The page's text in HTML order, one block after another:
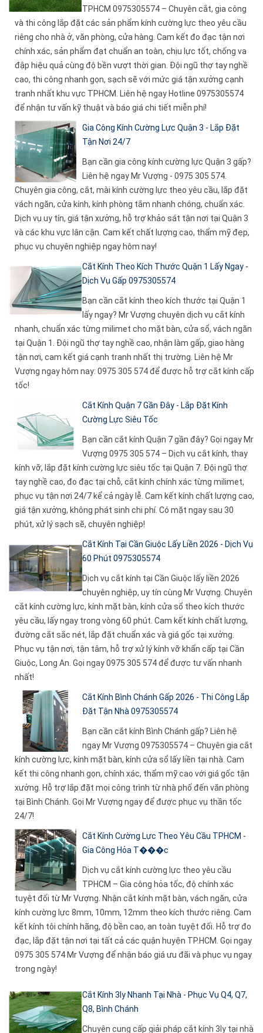
TPHCM 0975305574 – Chuyên cắt, gia công
và thi công lắp đặt các sản phẩm kính cường lực theo yêu cầu
riêng cho nhà ở, văn phòng, cửa hàng. Cam kết đo đạc tận nơi
chính xác, sản phẩm đạt chuẩn an toàn, chịu lực tốt, chống va
đập hiệu quả cùng độ bền vượt thời gian. Đội ngũ thợ tay nghề
cao, thi công nhanh gọn, sạch sẽ với mức giá tận xưởng cạnh
tranh nhất khu vực TPHCM. Liên hệ ngay Hotline 0975305574
để nhận tư vấn kỹ thuật và báo giá chi tiết miễn phí!
Gia Công Kính Cường Lực Quận 3 - Lắp Đặt
Tận Nơi 24/7
Bạn cần gia công kính cường lực Quận 3 gấp?
Liên hệ ngay Mr Vượng - 0975 305 574.
Chuyên gia công, cắt, mài kính cường lực theo yêu cầu, lắp đặt
vách ngăn, cửa kính, kính phòng tắm nhanh chóng, chuẩn xác.
Dịch vụ uy tín, giá tận xưởng, hỗ trợ khảo sát tận nơi tại Quận 3
và các khu vực lân cận. Cam kết chất lượng cao, thẩm mỹ đẹp,
phục vụ chuyên nghiệp ngay hôm nay!
Cắt Kính Theo Kích Thước Quận 1 Lấy Ngay -
Dịch Vụ Gấp 0975305574
Bạn cần cắt kính theo kích thước tại Quận 1
lấy ngay? Mr Vượng chuyên dịch vụ cắt kính
nhanh, chuẩn xác từng milimet cho mặt bàn, cửa sổ, vách ngăn
tại Quận 1. Đội ngũ thợ tay nghề cao, nhận làm gấp, giao hàng
tận nơi, cam kết giá cạnh tranh nhất thị trường. Liên hệ Mr
Vượng ngay hôm nay: 0975 305 574 để được hỗ trợ cắt kính cấp
tốc!
Cắt Kính Quận 7 Gần Đây - Lắp Đặt Kính
Cường Lực Siêu Tốc
Bạn cần cắt kính Quận 7 gần đây? Gọi ngay Mr
Vượng 0975 305 574 – Dịch vụ cắt kính, thay
kính vỡ, lắp đặt kính cường lực siêu tốc tại Quận 7. Đội ngũ thợ
tay nghề cao, đo đạc tại chỗ, cắt kính chính xác từng milimet,
phục vụ tận nơi 24/7 kể cả ngày lễ. Cam kết kính chất lượng cao,
giá tận xưởng, không phát sinh chi phí. Có mặt ngay sau 30
phút, xử lý sạch sẽ, chuyên nghiệp!
Cắt Kính Tại Cần Giuộc Lấy Liền 2026 - Dịch Vụ
60 Phút 0975305574
Dịch vụ cắt kính tại Cần Giuộc lấy liền 2026
chuyên nghiệp, uy tín cùng Mr Vượng. Chuyên
cắt kính cường lực, kính mặt bàn, kính cửa sổ theo kích thước
yêu cầu, lấy ngay trong vòng 60 phút. Cam kết kính chất lượng,
đường cắt sắc nét, lắp đặt chuẩn xác và giá gốc tại xưởng.
Phục vụ tận nơi, tận tâm, hỗ trợ xử lý kính vỡ khẩn cấp tại Cần
Giuộc, Long An. Gọi ngay 0975 305 574 để được tư vấn nhanh
nhất!
Cắt Kính Bình Chánh Gấp 2026 - Thi Công Lắp
Đặt Tận Nhà 0975305574
Bạn cần cắt kính Bình Chánh gấp? Liên hệ
ngay Mr Vượng 0975305574 – Chuyên gia cắt
kính cường lực, kính mặt bàn, kính cửa sổ lấy liền tại nhà. Cam
kết thi công nhanh gọn, chính xác, thẩm mỹ cao với giá gốc tận
xưởng. Hỗ trợ lắp đặt mọi công trình từ nhà phố đến văn phòng
tại Bình Chánh. Gọi Mr Vượng ngay để được phục vụ thần tốc
24/7!
Cắt Kính Cường Lực Theo Yêu Cầu TPHCM -
Gia Công Hỏa T���c
Dịch vụ cắt kính cường lực theo yêu cầu
TPHCM – Gia công hỏa tốc, độ chính xác
tuyệt đối từ Mr Vượng. Nhận cắt kính mặt bàn, vách ngăn, cửa
kính cường lực 8mm, 10mm, 12mm theo kích thước riêng. Cam
kết kính tôi chính hãng, độ bền cao, an toàn tuyệt đối. Hỗ trợ đo
đạc, lắp đặt tận nơi tại tất cả các quận huyện TP.HCM. Gọi ngay
0975 305 574 Mr Vượng để nhận báo giá ưu đãi và phục vụ ngay
trong ngày!
Cắt Kính 3ly Nhanh Tại Nhà - Phục Vụ Q4, Q7,
Q8, Bình Chánh
Chuyên cung cấp giải pháp cắt kính 3ly tại nhà